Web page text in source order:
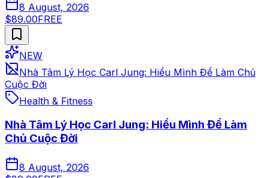
8 August, 2026
$89.00FREE
NEW
Nhà Tâm Lý Học Carl Jung: Hiểu Mình Để Làm Chủ
Cuộc Đời
Health & Fitness
Nhà Tâm Lý Học Carl Jung: Hiểu Mình Để Làm
Chủ Cuộc Đời
8 August, 2026